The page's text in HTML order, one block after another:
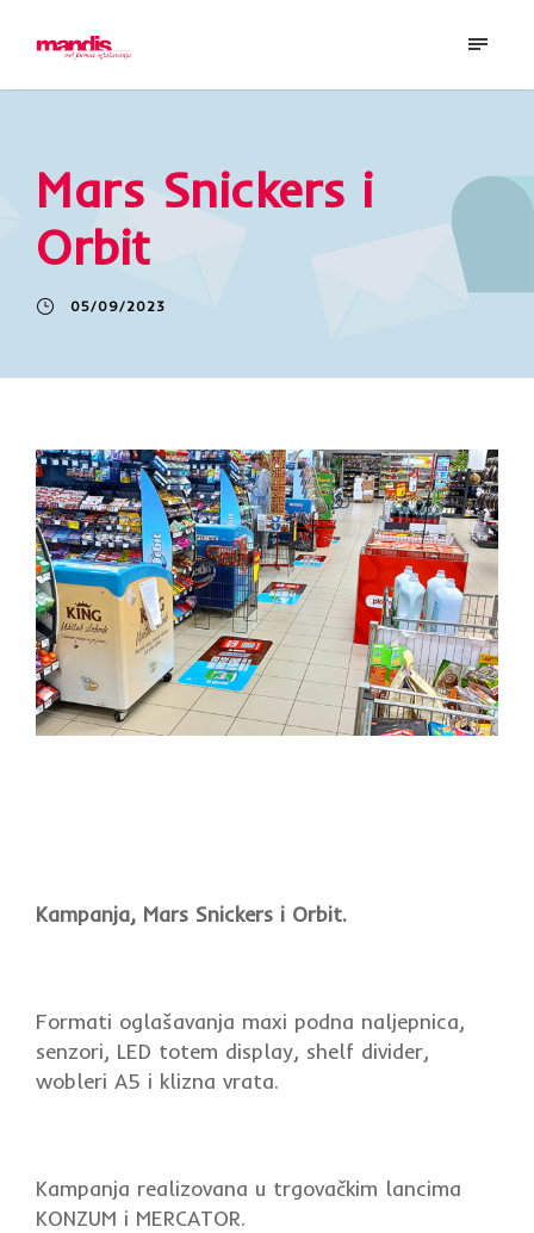
Mars Snickers i
Orbit
05/09/2023
Kampanja, Mars Snickers i Orbit.
Formati oglašavanja maxi podna naljepnica,
senzori, LED totem display, shelf divider,
wobleri A5 i klizna vrata.
Kampanja realizovana u trgovačkim lancima
KONZUM i MERCATOR.